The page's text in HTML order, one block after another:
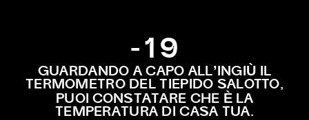
-19
GUARDANDO A CAPO ALL’INGIÙ IL
TERMOMETRO DEL TIEPIDO SALOTTO,
PUOI CONSTATARE CHE È LA
TEMPERATURA DI CASA TUA.